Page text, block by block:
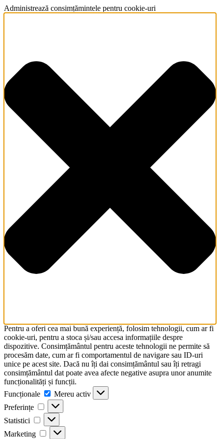
Administrează consimțămintele pentru cookie-uri
Pentru a oferi cea mai bună experiență, folosim tehnologii, cum ar fi
cookie-uri, pentru a stoca și/sau accesa informațiile despre
dispozitive. Consimțământul pentru aceste tehnologii ne permite să
procesăm date, cum ar fi comportamentul de navigare sau ID-uri
unice pe acest site. Dacă nu îți dai consimțământul sau îți retragi
consimțământul dat poate avea afecte negative asupra unor anumite
funcționalități și funcții.
Funcționale
Funcționale
Mereu activ
Preferințe
Preferințe
Statistici Statistici
Marketing Marketing